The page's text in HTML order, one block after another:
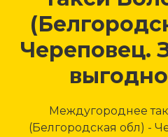
Череповец.
Междугороднее
(Белгородская обл) -